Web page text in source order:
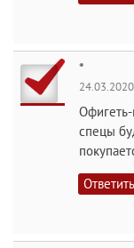
*
спецы
Ответить